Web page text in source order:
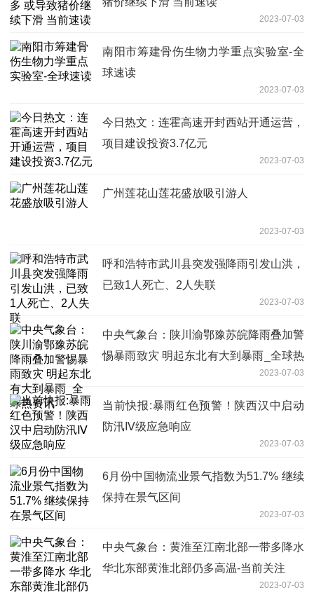
2023-07-03
南阳市筹建骨伤生物力学重点实验室-全
球速读
2023-07-03
今日热文：连霍高速开封西站开通运营，
项目建设投资3.7亿元
2023-07-03
广州莲花山莲花盛放吸引游人
2023-07-03
呼和浩特市武川县突发强降雨引发山洪，
已致1人死亡、2人失联
2023-07-03
中央气象台：陕川渝鄂豫苏皖降雨叠加警
惕暴雨致灾 明起东北有大到暴雨_全球热
2023-07-03
当前快报:暴雨红色预警！陕西汉中启动
防汛Ⅳ级应急响应
2023-07-03
6月份中国物流业景气指数为51.7% 继续
保持在景气区间
2023-07-03
中央气象台：黄淮至江南北部一带多降水
华北东部黄淮北部仍多高温-当前关注
2023-07-03